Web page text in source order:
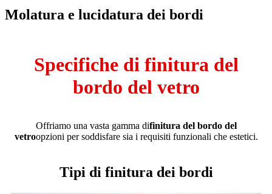
Molatura e lucidatura dei bordi
Specifiche di finitura del
bordo del vetro
Offriamo una vasta gamma difinitura del bordo del
vetroopzioni per soddisfare sia i requisiti funzionali che estetici.
Tipi di finitura dei bordi